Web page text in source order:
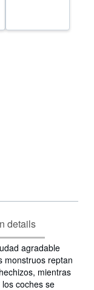
details
agradable
monstruos reptan
mientras
coches se